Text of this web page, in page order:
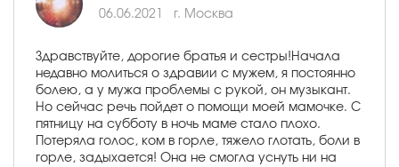
06.06.2021 г. Москва
Здравствуйте, дорогие братья и сестры!Начала
недавно молиться о здравии с мужем, я постоянно
болею, а у мужа проблемы с рукой, он музыкант.
Но сейчас речь пойдет о помощи моей мамочке. С
пятницу на субботу в ночь маме стало плохо.
Потеряла голос, ком в горле, тяжело глотать, боли в
горле, задыхается! Она не смогла уснуть ни на